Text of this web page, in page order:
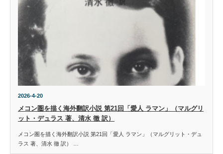
2026-4-20
メコン圏を描く海外翻訳小説 第21回「愛人 ラマン」（マルグリ
ット・デュラス 著、清水 徹 訳）
メコン圏を描く海外翻訳小説 第21回「愛人 ラマン」（マルグリット・デュ
ラス 著、清水 徹 訳） …